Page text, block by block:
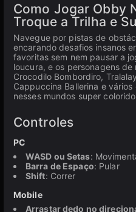
Como Jogar Obby
Troque a Trilha e
Navegue por pistas de
encarando desafios insanos
favoritas sem nem pausar a
loucura, e os personagens
Crocodilo Bombordiro,
Cappuccina Ballerina e
nesses mundos super
Controles
PC
WASD ou Setas:
Barra de Espaço: Pular
Shift: Correr
Mobile
Arrastar dedo no